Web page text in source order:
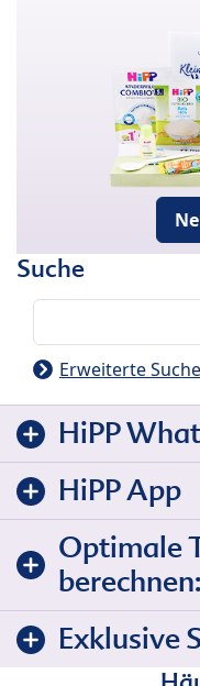
Suche
Erweiterte Suche
HiPP
HiPP App
Optimale
berechnen:
Exklusive